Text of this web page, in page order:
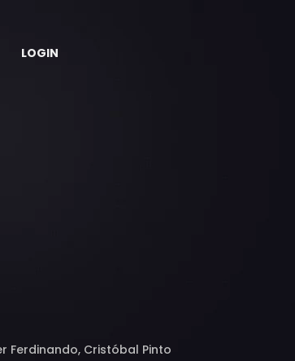
LOGIN
Ferdinando, Cristóbal Pinto